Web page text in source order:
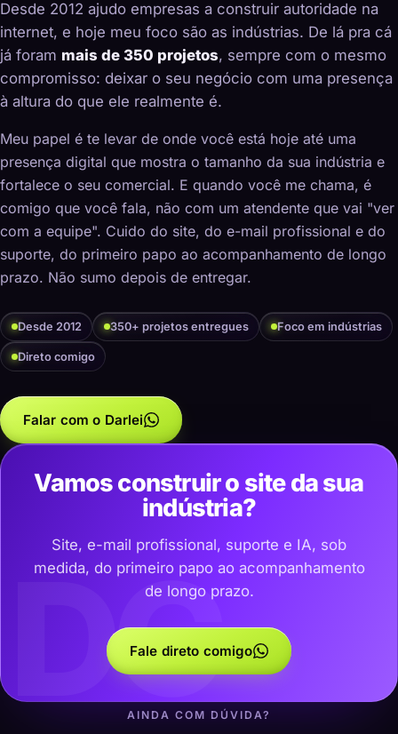
Desde 2012 ajudo empresas a construir autoridade na
internet, e hoje meu foco são as indústrias. De lá pra cá
já foram mais de 350 projetos, sempre com o mesmo
compromisso: deixar o seu negócio com uma presença
à altura do que ele realmente é.
Meu papel é te levar de onde você está hoje até uma
presença digital que mostra o tamanho da sua indústria e
fortalece o seu comercial. E quando você me chama, é
comigo que você fala, não com um atendente que vai "ver
com a equipe". Cuido do site, do e-mail profissional e do
suporte, do primeiro papo ao acompanhamento de longo
prazo. Não sumo depois de entregar.
Desde 2012 350+ projetos entregues Foco em indústrias
Direto comigo
Falar com o Darlei
DC
Vamos construir o site da sua
indústria?
Site, e-mail profissional, suporte e IA, sob
medida, do primeiro papo ao acompanhamento
de longo prazo.
Fale direto comigo
AINDA COM DÚVIDA?